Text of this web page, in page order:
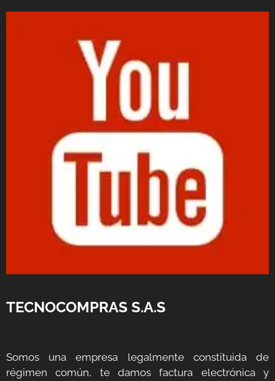
TECNOCOMPRAS S.A.S
Somos una empresa legalmente constituida de
régimen común, te damos factura electrónica y